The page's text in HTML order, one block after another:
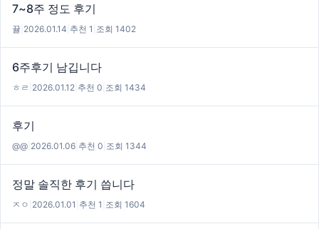
7~8주 정도 후기
뀰 2026.01.14 추천 1 조회 1402
6주후기 남깁니다
ㅎㄹ 2026.01.12 추천 0 조회 1434
후기
@@ 2026.01.06 추천 0 조회 1344
정말 솔직한 후기 씁니다
ㅈㅇ 2026.01.01 추천 1 조회 1604